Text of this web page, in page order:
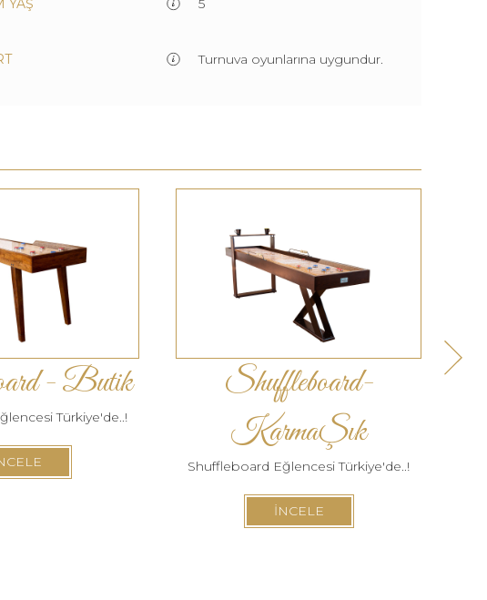
YAŞ 5
Turnuva oyunlarına uygundur.
- Butik
Türkiye'de..!
Shuffleboard-
KarmaŞık
Shuffleboard Eğlencesi Türkiye'de..!
İNCELE